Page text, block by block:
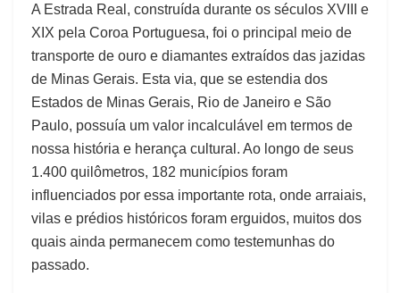
A Estrada Real, construída durante os séculos XVIII e
XIX pela Coroa Portuguesa, foi o principal meio de
transporte de ouro e diamantes extraídos das jazidas
de Minas Gerais. Esta via, que se estendia dos
Estados de Minas Gerais, Rio de Janeiro e São
Paulo, possuía um valor incalculável em termos de
nossa história e herança cultural. Ao longo de seus
1.400 quilômetros, 182 municípios foram
influenciados por essa importante rota, onde arraiais,
vilas e prédios históricos foram erguidos, muitos dos
quais ainda permanecem como testemunhas do
passado.